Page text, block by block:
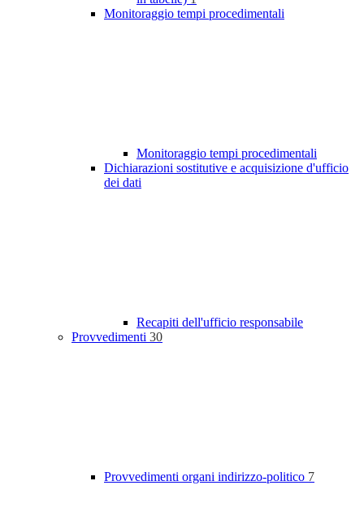
Monitoraggio tempi procedimentali
Monitoraggio tempi procedimentali
Dichiarazioni sostitutive e acquisizione d'ufficio
dei dati
Recapiti dell'ufficio responsabile
Provvedimenti 30
Provvedimenti organi indirizzo-politico 7